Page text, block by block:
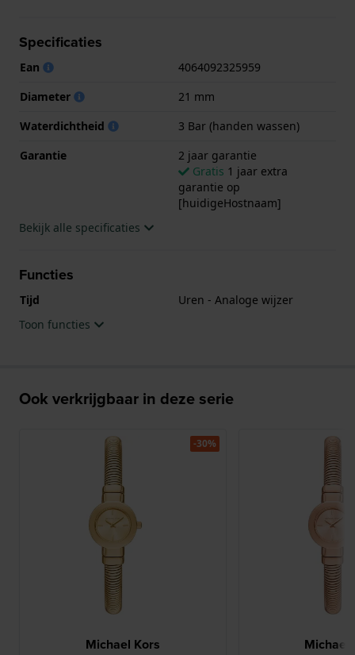
geleverd met 2 jaar garantie.
Specificaties
Ean
4064092325959
Diameter
21 mm
Waterdichtheid
3 Bar (handen wassen)
Garantie
2 jaar garantie
Gratis 1 jaar extra
garantie op
[huidigeHostnaam]
Bekijk alle specificaties
Functies
Tijd
Uren - Analoge wijzer
Toon functies
Ook verkrijgbaar in deze serie
Michael Kors
-30%
Michael